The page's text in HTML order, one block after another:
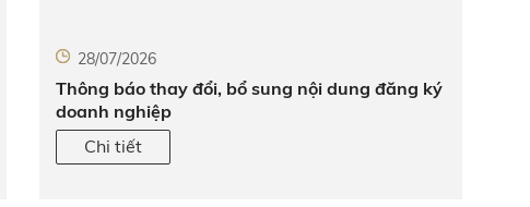
28/07/2026
Thông báo thay đổi, bổ sung nội dung đăng ký
doanh nghiệp
Chi tiết